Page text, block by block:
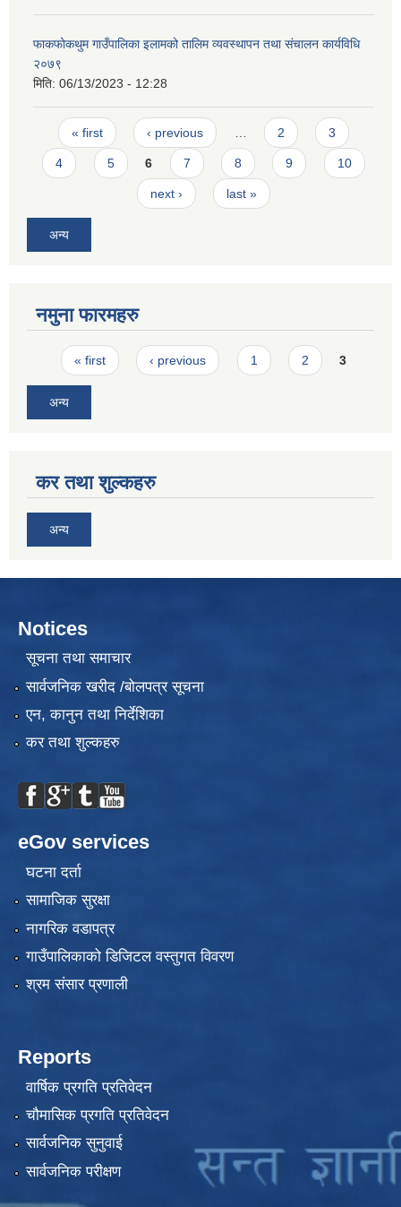
फाकफोकथुम गाउँपालिका इलामको तालिम व्यवस्थापन तथा संचालन कार्यविधि
२०७९
मिति: 06/13/2023 - 12:28
Pages
« first ‹ previous 2 3
4 5 6 7 8 9 10
next › last »
अन्य
नमुना फारमहरु
Pages
« first ‹ previous 1 2 3
अन्य
कर तथा शुल्कहरु
अन्य
Notices
सूचना तथा समाचार
सार्वजनिक खरीद /बोलपत्र सूचना
एन, कानुन तथा निर्देशिका
कर तथा शुल्कहरु
eGov services
घटना दर्ता
सामाजिक सुरक्षा
नागरिक वडापत्र
गाउँपालिकाको डिजिटल वस्तुगत विवरण
श्रम संसार प्रणाली
Reports
वार्षिक प्रगति प्रतिवेदन
चौमासिक प्रगति प्रतिवेदन
सार्वजनिक सुनुवाई
सार्वजनिक परीक्षण